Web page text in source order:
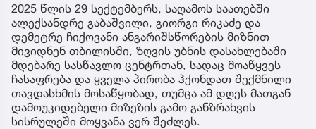
2025 წლის 29 სექტემბერს, საღამოს საათებში
ალექსანდრე გაბაშვილი, გიორგი რიკაძე და
დემეტრე ჩიქოვანი ანგარიშსწორების მიზნით
მივიდნენ თბილისში, ზღვის უბნის დასახლებაში
მდებარე სასწავლო ცენტრთან, სადაც მოაწყვეს
ჩასაფრება და ყველა პირობა ჰქონდათ შექმნილი
თავდასხმის მოსაწყობად, თუმცა ამ დღეს მათგან
დამოუკიდებელი მიზეზის გამო განზრახვის
სისრულეში მოყვანა ვერ შეძლეს.